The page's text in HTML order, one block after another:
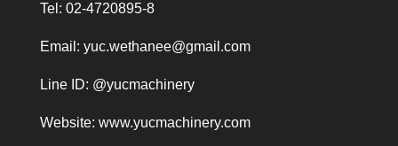
Tel: 02-4720895-8
Email: yuc.wethanee@gmail.com
Line ID: @yucmachinery
Website: www.yucmachinery.com